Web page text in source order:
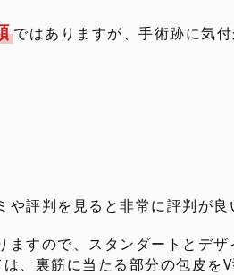
ではありますが、手術跡に気
評判を見ると非常に評判が良
すので、スタンダートとデザ
、裏筋に当たる部分の包皮